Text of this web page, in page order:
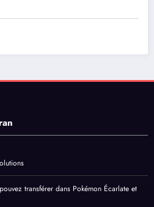
transférer dans Pokémon Écarlate et